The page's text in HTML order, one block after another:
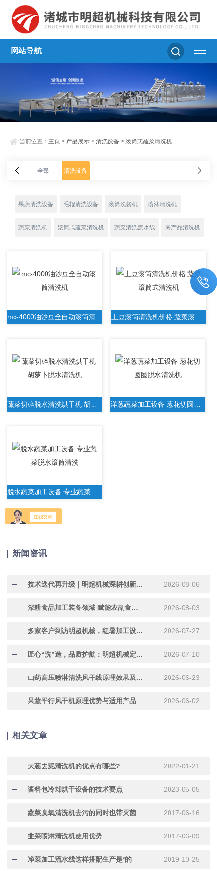
网站导航
当前位置： 主页 > 产品展示 >清洗设备 >滚筒式蔬菜清洗机
全部 清洗设备
果蔬清洗设备 毛辊清洗设备 滚筒洗袋机 喷淋清洗机
蔬菜清洗机 滚筒式蔬菜清洗机 蔬菜清洗流水线 海产品清洗机
新闻资讯
技术迭代再升级｜明超机械深耕创新研发，助力行业提质增效 2026-08-06
深耕食品加工装备领域 赋能农副食品产业提质增效 2026-08-03
多家客户到访明超机械，红暑加工设备现场试机洽谈合作 2026-07-27
匠心“洗”造，品质护航：明超机械定制化304不锈钢水果清洗机正在加紧赶制中 2026-07-10
山药高压喷淋清洗风干线原理效果及适用产品 2026-06-23
果蔬平行风干机原理优势与适用产品 2026-06-02
相关文章
大葱去泥清洗机的优点有哪些? 2022-01-21
酱料包冷却烘干设备的技术要点 2023-05-05
蔬菜臭氧清洗机去污的同时也带灭菌 2017-06-16
韭菜喷淋清洗机使用优势 2017-06-09
净菜加工流水线这样搭配生产是*的 2019-10-25